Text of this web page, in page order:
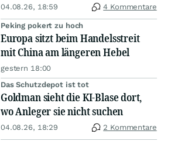
04.08.26, 18:59 4 Kommentare
Peking pokert zu hoch
Europa sitzt beim Handelsstreit
mit China am längeren Hebel
gestern 18:00
Das Schutzdepot ist tot
Goldman sieht die KI-Blase dort,
wo Anleger sie nicht suchen
04.08.26, 18:29 2 Kommentare